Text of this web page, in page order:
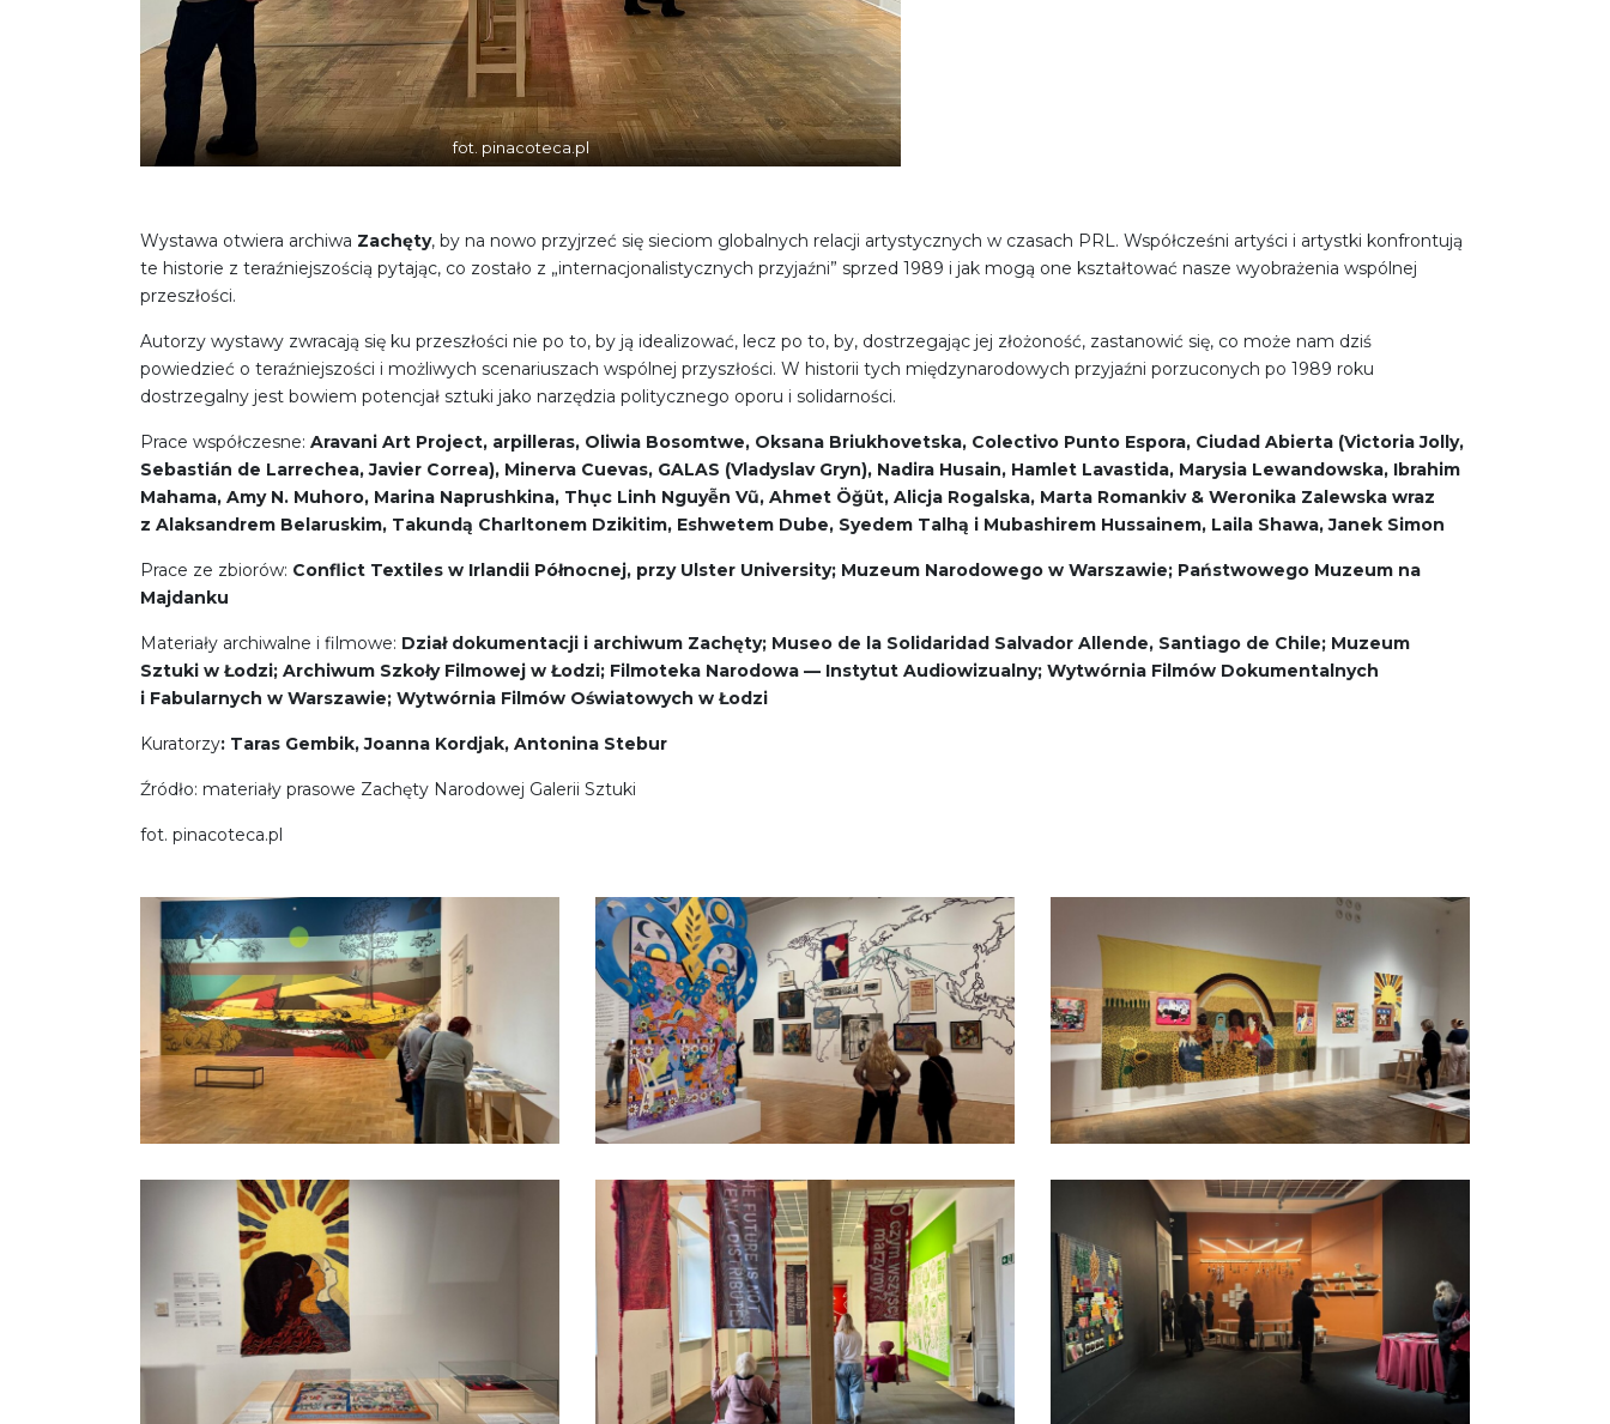
fot. pinacoteca.pl
Wystawa otwiera archiwa Zachęty, by na nowo przyjrzeć się sieciom globalnych relacji artystycznych w czasach PRL. Współcześni artyści i artystki konfrontują
te historie z teraźniejszością pytając, co zostało z „internacjonalistycznych przyjaźni” sprzed 1989 i jak mogą one kształtować nasze wyobrażenia wspólnej
przeszłości.
Autorzy wystawy zwracają się ku przeszłości nie po to, by ją idealizować, lecz po to, by, dostrzegając jej złożoność, zastanowić się, co może nam dziś
powiedzieć o teraźniejszości i możliwych scenariuszach wspólnej przyszłości. W historii tych międzynarodowych przyjaźni porzuconych po 1989 roku
dostrzegalny jest bowiem potencjał sztuki jako narzędzia politycznego oporu i solidarności.
Prace współczesne: Aravani Art Project, arpilleras, Oliwia Bosomtwe, Oksana Briukhovetska, Colectivo Punto Espora, Ciudad Abierta (Victoria Jolly,
Sebastián de Larrechea, Javier Correa), Minerva Cuevas, GALAS (Vladyslav Gryn), Nadira Husain, Hamlet Lavastida, Marysia Lewandowska, Ibrahim
Mahama, Amy N. Muhoro, Marina Naprushkina, Thục Linh Nguyễn Vũ, Ahmet Öğüt, Alicja Rogalska, Marta Romankiv & Weronika Zalewska wraz
z Alaksandrem Belaruskim, Takundą Charltonem Dzikitim, Eshwetem Dube, Syedem Talhą i Mubashirem Hussainem, Laila Shawa, Janek Simon
Prace ze zbiorów: Conflict Textiles w Irlandii Północnej, przy Ulster University; Muzeum Narodowego w Warszawie; Państwowego Muzeum na
Majdanku
Materiały archiwalne i filmowe: Dział dokumentacji i archiwum Zachęty; Museo de la Solidaridad Salvador Allende, Santiago de Chile; Muzeum
Sztuki w Łodzi; Archiwum Szkoły Filmowej w Łodzi; Filmoteka Narodowa — Instytut Audiowizualny; Wytwórnia Filmów Dokumentalnych
i Fabularnych w Warszawie; Wytwórnia Filmów Oświatowych w Łodzi
Kuratorzy: Taras Gembik, Joanna Kordjak, Antonina Stebur
Źródło: materiały prasowe Zachęty Narodowej Galerii Sztuki
fot. pinacoteca.pl